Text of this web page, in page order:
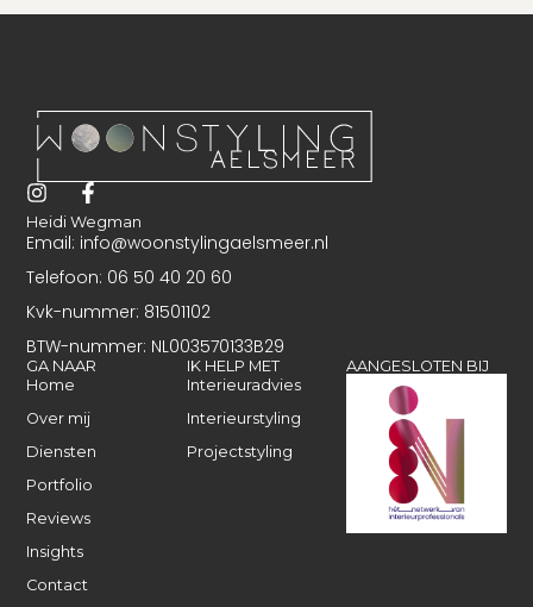
Heidi Wegman
Email: info@woonstylingaelsmeer.nl
Telefoon: 06 50 40 20 60
Kvk-nummer: 81501102
BTW-nummer: NL003570133B29
GA NAAR
Home
Over mij
Diensten
Portfolio
Reviews
Insights
Contact
IK HELP MET
Interieuradvies
Interieurstyling
Projectstyling
AANGESLOTEN BIJ